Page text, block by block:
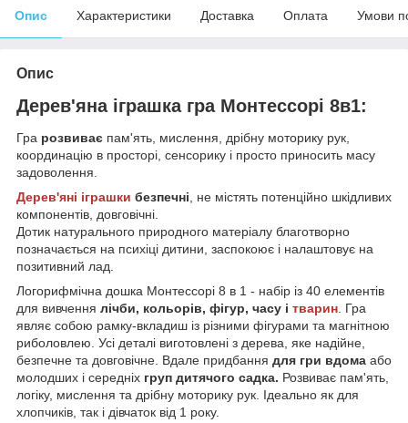
Опис Характеристики Доставка Оплата Умови
Опис
Дерев'яна іграшка гра Монтессорі 8в1:
Гра розвиває пам'ять, мислення, дрібну моторику рук,
координацію в просторі, сенсорику і просто приносить масу
задоволення.
Дерев'яні іграшки безпечні, не містять потенційно шкідливих
компонентів, довговічні.
Дотик натурального природного матеріалу благотворно
позначається на психіці дитини, заспокоює і налаштовує на
позитивний лад.
Логорифмічна дошка Монтессорі 8 в 1 - набір із 40 елементів
для вивчення лічби, кольорів, фігур, часу і тварин. Гра
являє собою рамку-вкладиш із різними фігурами та магнітною
риболовлею. Усі деталі виготовлені з дерева, яке надійне,
безпечне та довговічне. Вдале придбання для гри вдома або
молодших і середніх груп дитячого садка. Розвиває пам'ять,
логіку, мислення та дрібну моторику рук. Ідеально як для
хлопчиків, так і дівчаток від 1 року.